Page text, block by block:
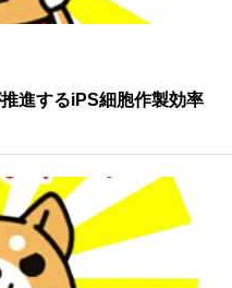
進するiPS細胞作製効率